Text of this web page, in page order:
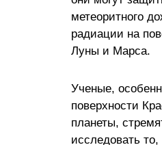
метеоритного
радиации на
Луны и Марса.
Ученые,
поверхности
планеты,
исследовать